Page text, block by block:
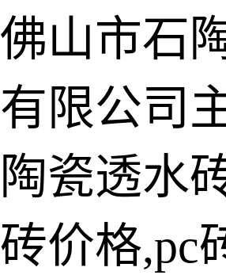
佛山市石
有限公司
陶瓷透水
砖价格,pc
陶瓷透水砖
生态仿石砖
仿石透水砖
承重仿石砖
细面透水砖